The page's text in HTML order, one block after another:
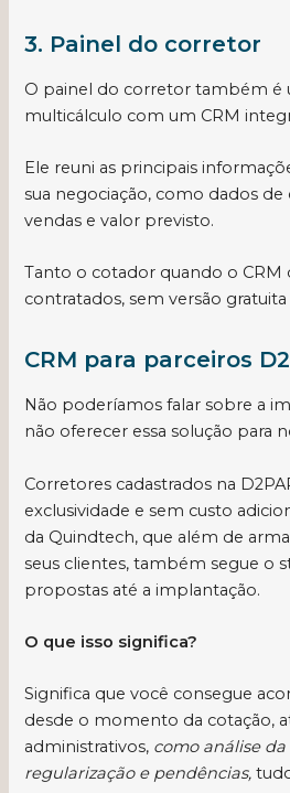
3. Painel do corretor
O painel do corretor também é
multicálculo com um CRM
Ele reuni as principais
sua negociação, como dados
vendas e valor previsto.
Tanto o cotador quando o CRM
contratados, sem versão
CRM para parceiros
Não poderíamos falar sobre a
não oferecer essa solução para
Corretores cadastrados na
exclusividade e sem custo
da Quindtech, que além de
seus clientes, também segue o
propostas até a implantação.
O que isso significa?
Significa que você consegue
desde o momento da cotação,
administrativos, como análise da
regularização e pendências,